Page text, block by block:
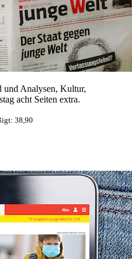
und Analysen, Kultur,
acht Seiten extra.
38,90